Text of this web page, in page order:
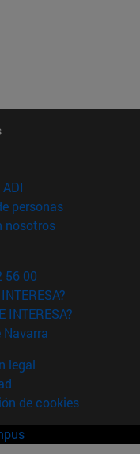
en nueva ventana)
personas(abre en
nosotros(abre en nueva
56 00
INTERESA?
legal
de cookies